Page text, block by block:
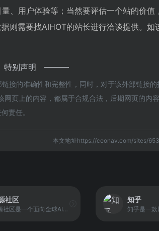
、用户体验等；当然要评估一个站的价值
则需要找AIHOT的站长进行洽谈提供。如
特别声明
接的准确性和完整性，同时，对于该外部链接的
页上的内容，都属于合规合法，后期网页的内容
责任。
本文地址https://ceonav.com/sites/
社区
智源社区是一个面向全球AI研究者与开发者的开放式人工智能实验室与协作平台，旨在构建没有围墙的研究空间，推动学术共同体的建立与协作研究的开展。
知乎